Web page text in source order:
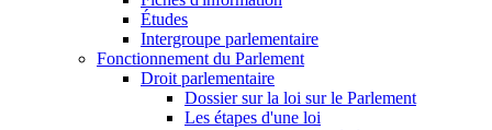
Études
Intergroupe parlementaire
Fonctionnement du Parlement
Droit parlementaire
Dossier sur la loi sur le Parlement
Les étapes d'une loi